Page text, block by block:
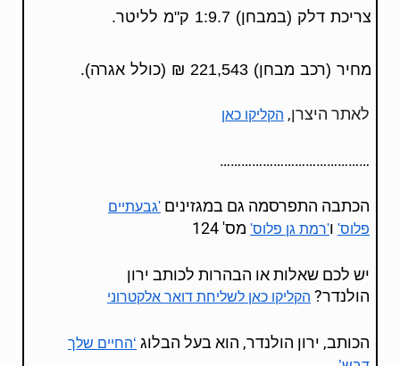
צריכת דלק (במבחן) 1:9.7 ק"מ לליטר.
מחיר (רכב מבחן) 221,543 ₪ (כולל אגרה).
לאתר היצרן, הקליקו כאן
……………………………………
הכתבה התפרסמה גם במגזינים 'גבעתיים
פלוס' ו'רמת גן פלוס' מס' 124
יש לכם שאלות או הבהרות לכותב ירון
הולנדר? הקליקו כאן לשליחת דואר אלקטרוני
הכותב, ירון הולנדר, הוא בעל הבלוג ‘החיים שלך